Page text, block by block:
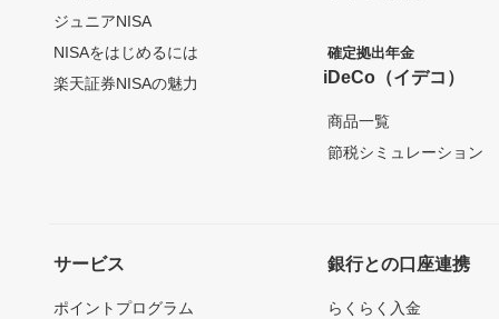
ジュニアNISA
NISAをはじめるには
楽天証券NISAの魅力
確定拠出年金
iDeCo（イデコ）
商品一覧
節税シミュレーション
サービス
ポイントプログラム
銀行との口座連携
らくらく入金